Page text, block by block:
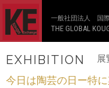
一般社団法人 国
THE GLOBAL
EXHIBITION 展
今日は陶芸の日ー特に